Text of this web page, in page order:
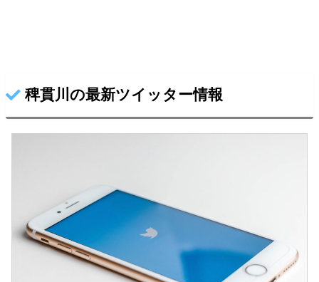
稗貫川の最新ツイッター情報